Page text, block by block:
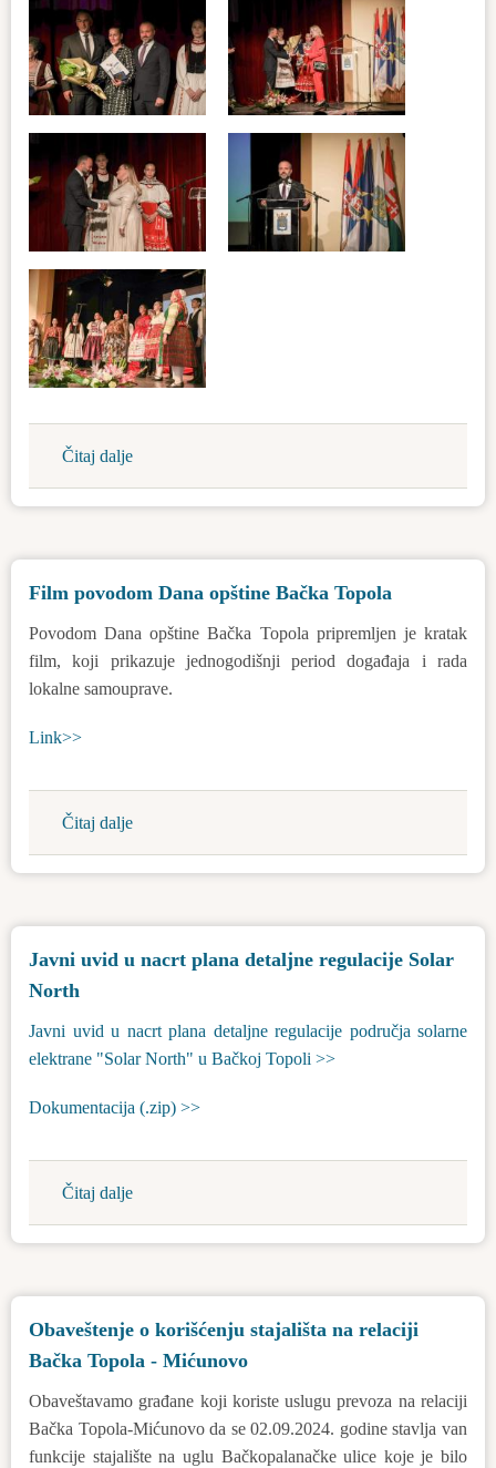
Čitaj dalje
Dani
Opštine
-
galerija
Film povodom Dana opštine Bačka Topola
Povodom Dana opštine Bačka Topola pripremljen je kratak
film, koji prikazuje jednogodišnji period događaja i rada
lokalne samouprave.
Link>>
Čitaj dalje
Film
povodom
Bačka
Javni uvid u nacrt plana detaljne regulacije Solar
North
Javni uvid u nacrt plana detaljne regulacije područja solarne
elektrane "Solar North" u Bačkoj Topoli >>
Dokumentacija (.zip) >>
Čitaj dalje
Javni
uvid
plana
detaljne
Solar
Obaveštenje o korišćenju stajališta na relaciji
Bačka Topola - Mićunovo
Obaveštavamo građane koji koriste uslugu prevoza na relaciji
Bačka Topola-Mićunovo da se 02.09.2024. godine stavlja van
funkcije stajalište na uglu Bačkopalanačke ulice koje je bilo